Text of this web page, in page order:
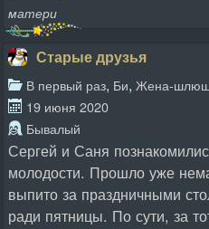
матери
Старые друзья
В первый раз, Би, Жена-
19 июня 2020
Бывалый
Сергей и Саня
молодости. Прошло уже
выпито за праздничными
ради пятницы. По сути, за